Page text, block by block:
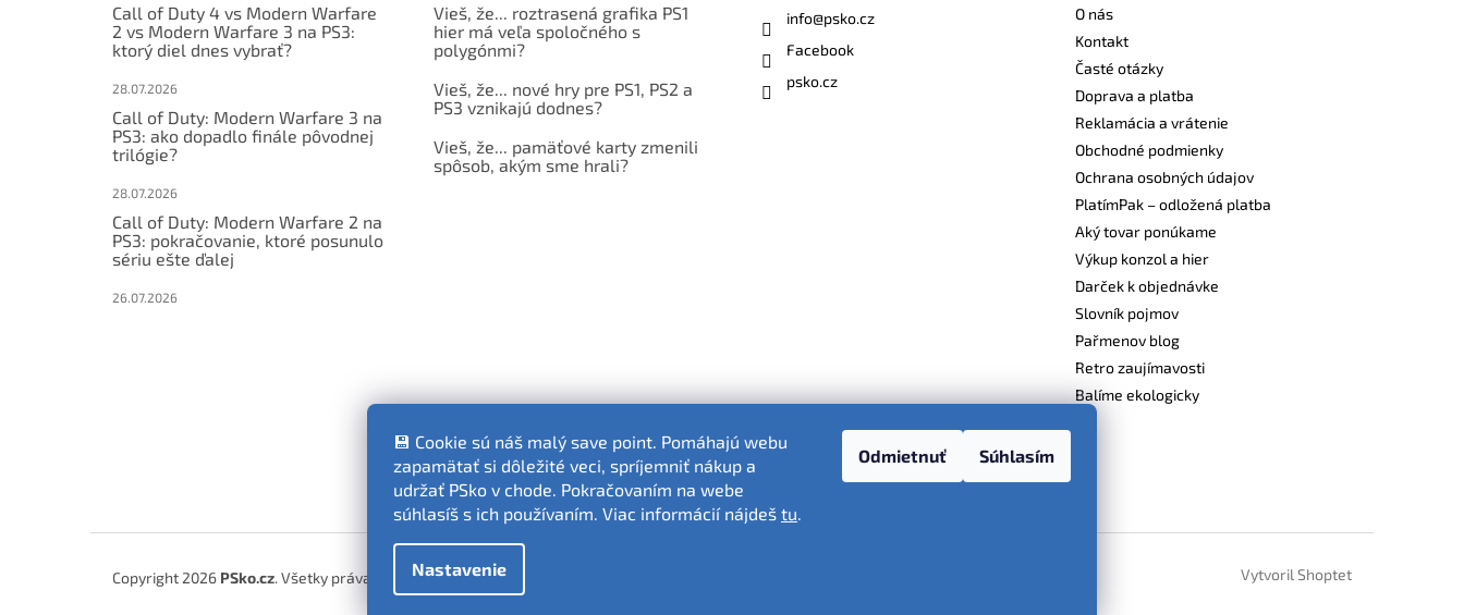
💾 Cookie sú náš malý save point. Pomáhajú webu
zapamätať si dôležité veci, spríjemniť nákup a
udržať PSko v chode. Pokračovaním na webe
súhlasíš s ich používaním. Viac informácií nájdeš tu.
Nastavenie
Odmietnuť Súhlasím
Call of Duty 4 vs Modern Warfare
2 vs Modern Warfare 3 na PS3:
ktorý diel dnes vybrať?
28.07.2026
Call of Duty: Modern Warfare 3 na
PS3: ako dopadlo finále pôvodnej
trilógie?
28.07.2026
Call of Duty: Modern Warfare 2 na
PS3: pokračovanie, ktoré posunulo
sériu ešte ďalej
26.07.2026
Vieš, že... roztrasená grafika PS1
hier má veľa spoločného s
polygónmi?
Vieš, že... nové hry pre PS1, PS2 a
PS3 vznikajú dodnes?
Vieš, že... pamäťové karty zmenili
spôsob, akým sme hrali?
info@psko.cz
Facebook
psko.cz
O nás
Kontakt
Časté otázky
Doprava a platba
Reklamácia a vrátenie
Obchodné podmienky
Ochrana osobných údajov
PlatímPak – odložená platba
Aký tovar ponúkame
Výkup konzol a hier
Darček k objednávke
Slovník pojmov
Pařmenov blog
Retro zaujímavosti
Balíme ekologicky
Fotografie produktov sú ilustračné.
Vytvoril Shoptet
Copyright 2026 PSko.cz. Všetky práva vyhradené.